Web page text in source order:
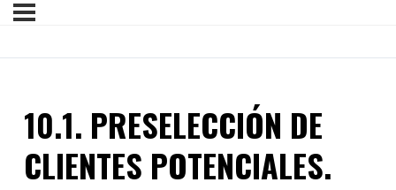
10.1. PRESELECCIÓN DE
CLIENTES POTENCIALES.